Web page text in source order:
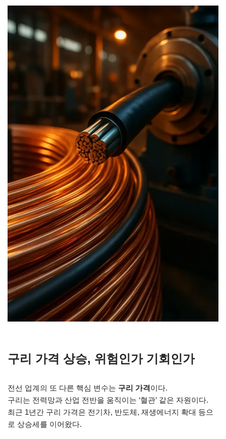
구리 가격 상승, 위험인가 기회인가
전선 업계의 또 다른 핵심 변수는 구리 가격이다.
구리는 전력망과 산업 전반을 움직이는 ‘혈관’ 같은 자원이다.
최근 1년간 구리 가격은 전기차, 반도체, 재생에너지 확대 등으
로 상승세를 이어왔다.